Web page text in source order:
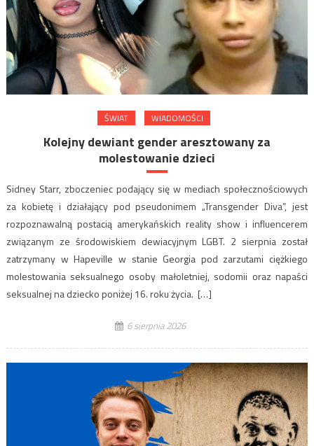
ŚWIAT WIADOMOŚCI
Kolejny dewiant gender aresztowany za
molestowanie dzieci
Sidney Starr, zboczeniec podający się w mediach społecznościowych
za kobietę i działający pod pseudonimem „Transgender Diva”, jest
rozpoznawalną postacią amerykańskich reality show i influencerem
związanym ze środowiskiem dewiacyjnym LGBT. 2 sierpnia został
zatrzymany w Hapeville w stanie Georgia pod zarzutami ciężkiego
molestowania seksualnego osoby małoletniej, sodomii oraz napaści
seksualnej na dziecko poniżej 16. roku życia. […]
6 sierpnia 2026